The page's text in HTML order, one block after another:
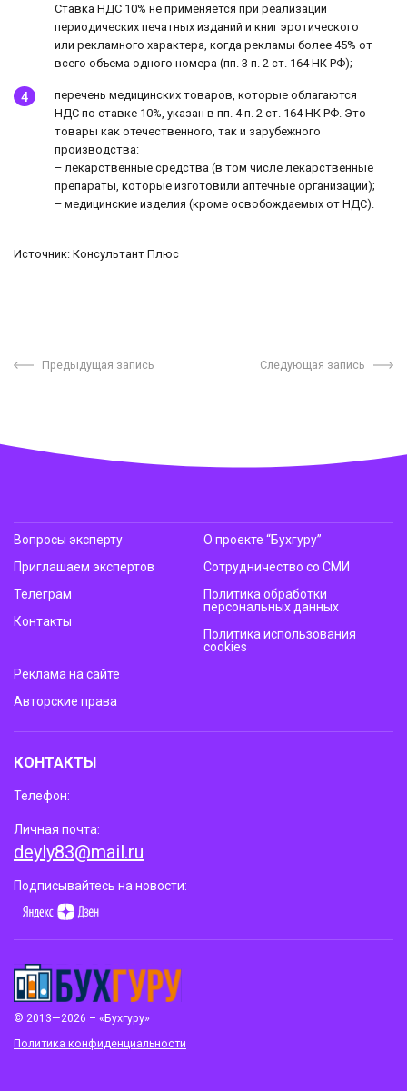
Ставка НДС 10% не применяется при реализации
периодических печатных изданий и книг эротического
или рекламного характера, когда рекламы более 45% от
всего объема одного номера (пп. 3 п. 2 ст. 164 НК РФ);
перечень медицинских товаров, которые облагаются
НДС по ставке 10%, указан в пп. 4 п. 2 ст. 164 НК РФ. Это
товары как отечественного, так и зарубежного
производства:
– лекарственные средства (в том числе лекарственные
препараты, которые изготовили аптечные организации);
– медицинские изделия (кроме освобождаемых от НДС).
Источник: Консультант Плюс
Предыдущая запись Следующая запись
© 2013—2026 – «Бухгуру»
Политика конфиденциальности
Вопросы эксперту
Приглашаем экспертов
Телеграм
Контакты
О проекте “Бухгуру”
Сотрудничество со СМИ
Политика обработки
персональных данных
Политика использования
cookies
Реклама на сайте
Авторские права
КОНТАКТЫ
Телефон:
Личная почта:
deyly83@mail.ru
Подписывайтесь на новости: